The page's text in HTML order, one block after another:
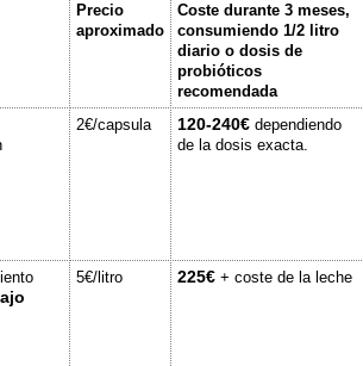
Precio
aproximado
Coste durante 3 meses,
consumiendo 1/2 litro
diario o dosis de
probióticos
recomendada
2€/capsula 120-240€ dependiendo
de la dosis exacta.
5€/litro 225€ + coste de la leche